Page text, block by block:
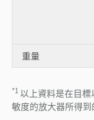
重量
*1以上資料是在目標
敏度的放大器所得到